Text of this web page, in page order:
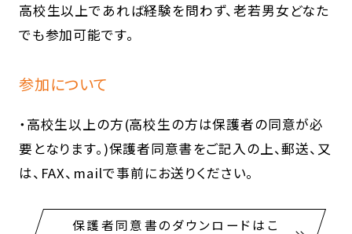
高校生以上であれば経験を問わず、老若男女どなた
でも参加可能です。
参加について
・高校生以上の方(高校生の方は保護者の同意が必
要となります。)保護者同意書をご記入の上、郵送、又
は、FAX、mailで事前にお送りください。
保護者同意書のダウンロードはこ